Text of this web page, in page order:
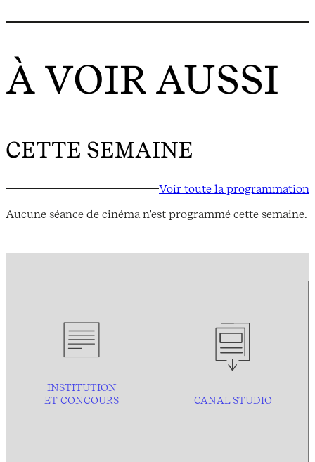
À VOIR AUSSI
CETTE SEMAINE
Voir toute la programmation
Aucune séance de cinéma n'est programmé cette semaine.
INSTITUTION
ET CONCOURS
CANAL STUDIO